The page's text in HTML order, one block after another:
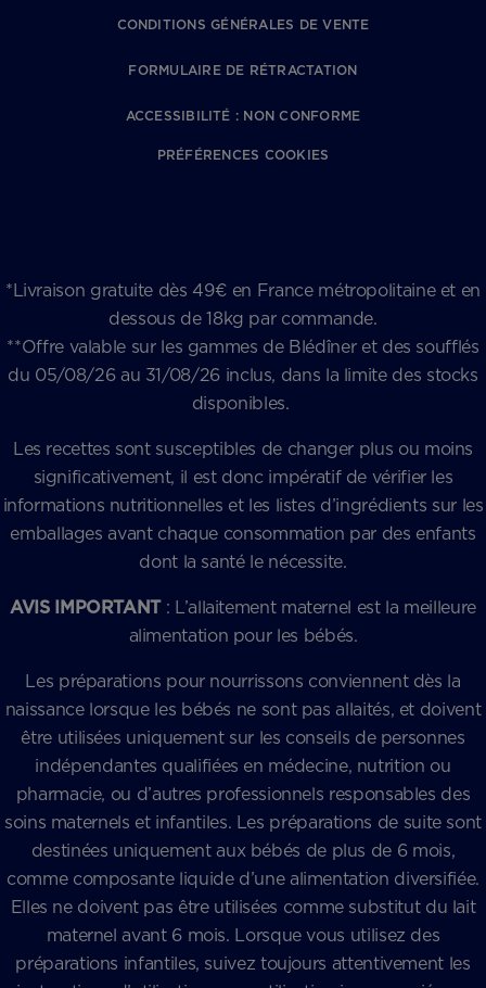
CONDITIONS GÉNÉRALES DE VENTE
FORMULAIRE DE RÉTRACTATION
ACCESSIBILITÉ : NON CONFORME
PRÉFÉRENCES COOKIES
*Livraison gratuite dès 49€ en France métropolitaine et en
dessous de 18kg par commande.
**Offre valable sur les gammes de Blédîner et des soufflés
du 05/08/26 au 31/08/26 inclus, dans la limite des stocks
disponibles.
Les recettes sont susceptibles de changer plus ou moins
significativement, il est donc impératif de vérifier les
informations nutritionnelles et les listes d’ingrédients sur les
emballages avant chaque consommation par des enfants
dont la santé le nécessite.
AVIS IMPORTANT : L’allaitement maternel est la meilleure
alimentation pour les bébés.
Les préparations pour nourrissons conviennent dès la
naissance lorsque les bébés ne sont pas allaités, et doivent
être utilisées uniquement sur les conseils de personnes
indépendantes qualifiées en médecine, nutrition ou
pharmacie, ou d’autres professionnels responsables des
soins maternels et infantiles. Les préparations de suite sont
destinées uniquement aux bébés de plus de 6 mois,
comme composante liquide d’une alimentation diversifiée.
Elles ne doivent pas être utilisées comme substitut du lait
maternel avant 6 mois. Lorsque vous utilisez des
préparations infantiles, suivez toujours attentivement les